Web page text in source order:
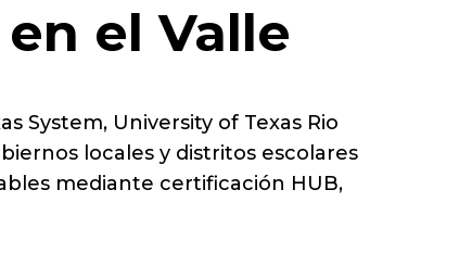
el Valle
System, University of Texas Rio
locales y distritos escolares
mediante certificación HUB,